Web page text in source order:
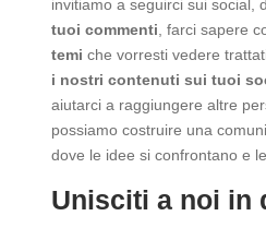
invitiamo a seguirci sui social,
tuoi commenti , farci sapere
temi che vorresti vedere
i nostri contenuti sui tuoi
aiutarci a raggiungere altre
possiamo costruire una
dove le idee si confrontano e
Unisciti a noi in